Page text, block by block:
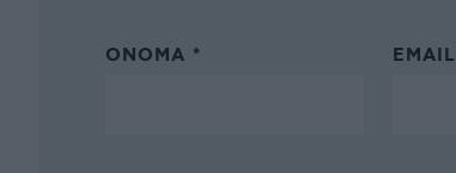
ΌΝΟΜΑ * EMAIL